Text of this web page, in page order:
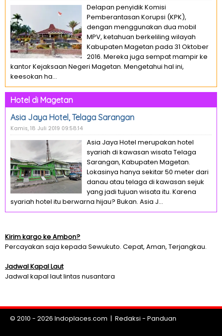
Delapan penyidik Komisi
Pemberantasan Korupsi (KPK),
dengan menggunakan dua mobil
MPV, ketahuan berkeliling wilayah
Kabupaten Magetan pada 31 Oktober
2016. Mereka juga sempat mampir ke
kantor Kejaksaan Negeri Magetan. Mengetahui hal ini,
keesokan ha...
Hotel di Magetan
Asia Jaya Hotel, Telaga Sarangan
Kamis, 18 Juli 2019 09:58:14
Asia Jaya Hotel merupakan hotel
syariah di kawasan wisata Telaga
Sarangan, Kabupaten Magetan.
Lokasinya hanya sekitar 50 meter dari
danau atau telaga di kawasan sejuk
yang jadi tujuan wisata itu. Karena
syariah hotel itu berwarna hijau? Bukan. Asia J...
Kirim kargo ke Ambon?
Percayakan saja kepada Sewukuto. Cepat, Aman, Terjangkau.
Jadwal Kapal Laut
Jadwal kapal laut lintas nusantara
© 2010 - 2026 Indoplaces.com | Redaksi - Panduan